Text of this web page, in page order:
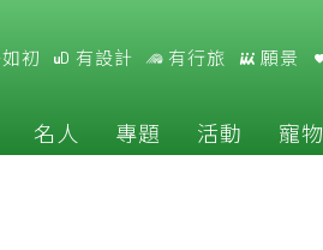
初 有設計 有行旅 願景
名人 專題 活動 寵物